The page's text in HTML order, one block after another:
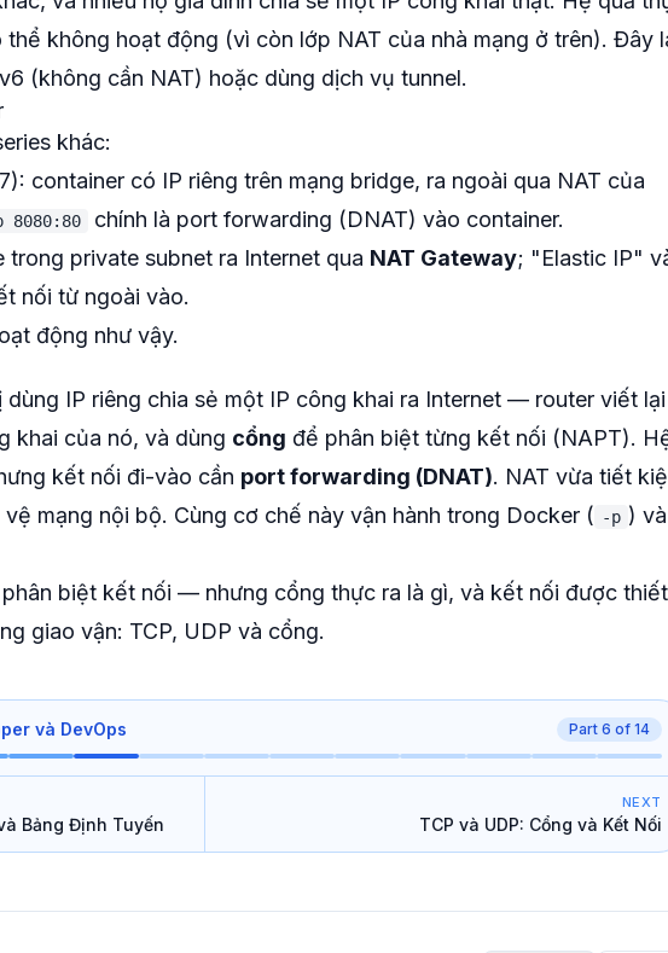
không hoạt động (vì còn lớp NAT của nhà mạng ở trên). Đây
(không cần NAT) hoặc dùng dịch vụ tunnel.
khác:
container có IP riêng trên mạng bridge, ra ngoài qua NAT của
8080:80
chính là port forwarding (DNAT) vào container.
trong private subnet ra Internet qua NAT Gateway; "Elastic IP"
nối từ ngoài vào.
động như vậy.
IP riêng chia sẻ một IP công khai ra Internet — router viết lại
khai của nó, và dùng cổng để phân biệt từng kết nối (NAPT).
kết nối đi-vào cần port forwarding (DNAT). NAT vừa tiết
mạng nội bộ. Cùng cơ chế này vận hành trong Docker ( -p ) và
biệt kết nối — nhưng cổng thực ra là gì, và kết nối được thiết
giao vận: TCP, UDP và cổng.
và DevOps Part 6 of 14
Bảng Định Tuyến
NEXT
TCP và UDP: Cổng và Kết Nối